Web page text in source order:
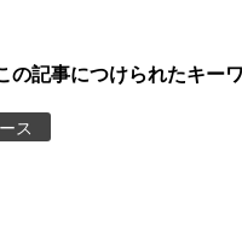
の記事につけられたキー
ス